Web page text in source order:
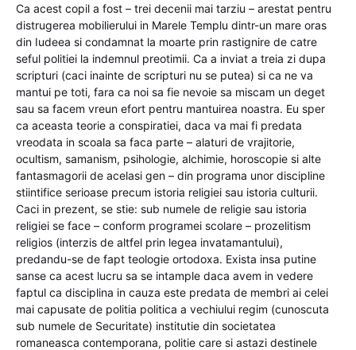
Ca acest copil a fost – trei decenii mai tarziu – arestat pentru
distrugerea mobilierului in Marele Templu dintr-un mare oras
din Iudeea si condamnat la moarte prin rastignire de catre
seful politiei la indemnul preotimii. Ca a inviat a treia zi dupa
scripturi (caci inainte de scripturi nu se putea) si ca ne va
mantui pe toti, fara ca noi sa fie nevoie sa miscam un deget
sau sa facem vreun efort pentru mantuirea noastra. Eu sper
ca aceasta teorie a conspiratiei, daca va mai fi predata
vreodata in scoala sa faca parte – alaturi de vrajitorie,
ocultism, samanism, psihologie, alchimie, horoscopie si alte
fantasmagorii de acelasi gen – din programa unor discipline
stiintifice serioase precum istoria religiei sau istoria culturii.
Caci in prezent, se stie: sub numele de religie sau istoria
religiei se face – conform programei scolare – prozelitism
religios (interzis de altfel prin legea invatamantului),
predandu-se de fapt teologie ortodoxa. Exista insa putine
sanse ca acest lucru sa se intample daca avem in vedere
faptul ca disciplina in cauza este predata de membri ai celei
mai capusate de politia politica a vechiului regim (cunoscuta
sub numele de Securitate) institutie din societatea
romaneasca contemporana, politie care si astazi destinele